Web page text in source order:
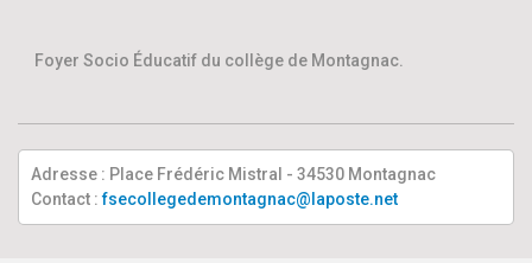
Foyer Socio Éducatif du collège de Montagnac.
Adresse : Place Frédéric Mistral - 34530 Montagnac
Contact :fsecollegedemontagnac@laposte.net